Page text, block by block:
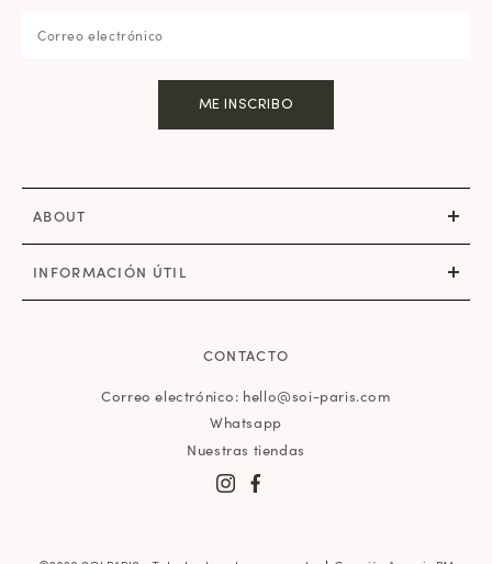
CONTACTO
Correo electrónico: hello@soi-paris.com
Whatsapp
Nuestras tiendas
ABOUT
INFORMACIÓN ÚTIL
ME INSCRIBO